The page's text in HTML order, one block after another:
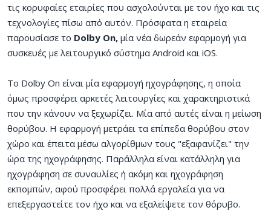
τις κορυφαίες εταιρίες που ασχολούνται με τον ήχο και τις
τεχνολογίες πίσω από αυτόν. Πρόσφατα η εταιρεία
παρουσίασε το Dolby On, μία νέα δωρεάν εφαρμογή για
συσκευές με λειτουργικό σύστημα Android και iOS.
Το Dolby On είναι μία εφαρμογή ηχογράφησης, η οποία
όμως προσφέρει αρκετές λειτουργίες και χαρακτηριστικά
που την κάνουν να ξεχωρίζει. Μία από αυτές είναι η μείωση
θορύβου. Η εφαρμογή μετράει τα επίπεδα θορύβου στον
χώρο και έπειτα μέσω αλγορίθμων τους "εξαφανίζει" την
ώρα της ηχογράφησης. Παράλληλα είναι κατάλληλη για
ηχογράφηση σε συναυλίες ή ακόμη και ηχογράφηση
εκπομπών, αφού προσφέρει πολλά εργαλεία για να
επεξεργαστείτε τον ήχο και να εξαλείψετε τον θόρυβο.